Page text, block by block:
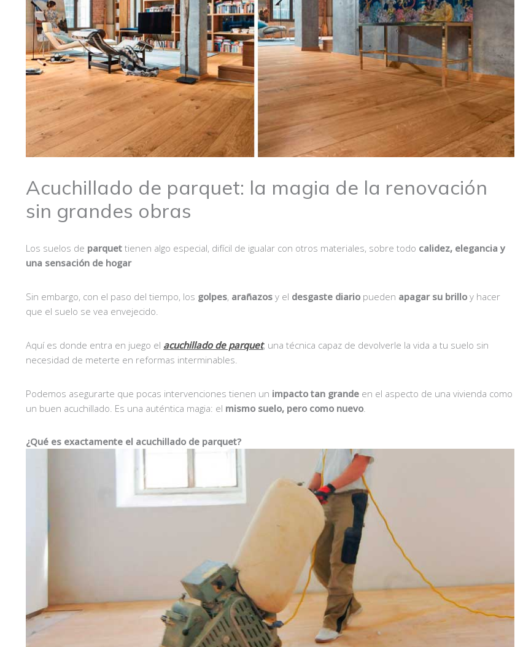
Acuchillado de parquet: la magia de la renovación
sin grandes obras
Los suelos de parquet tienen algo especial, difícil de igualar con otros materiales, sobre todo calidez, elegancia y
una sensación de hogar
Sin embargo, con el paso del tiempo, los golpes, arañazos y el desgaste diario pueden apagar su brillo y hacer
que el suelo se vea envejecido.
Aquí es donde entra en juego el acuchillado de parquet, una técnica capaz de devolverle la vida a tu suelo sin
necesidad de meterte en reformas interminables.
Podemos asegurarte que pocas intervenciones tienen un impacto tan grande en el aspecto de una vivienda como
un buen acuchillado. Es una auténtica magia: el mismo suelo, pero como nuevo
¿Qué es exactamente el acuchillado de parquet?